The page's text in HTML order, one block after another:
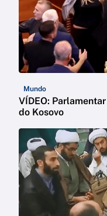
Mundo
VÍDEO:
do Kosovo